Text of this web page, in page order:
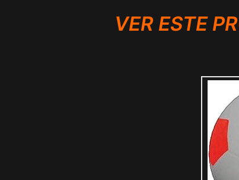
VER ESTE